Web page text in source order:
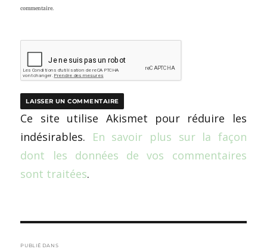
commentaire.
Ce site utilise Akismet pour réduire les
indésirables. En savoir plus sur la façon
dont les données de vos commentaires
sont traitées.
PUBLIÉ DANS